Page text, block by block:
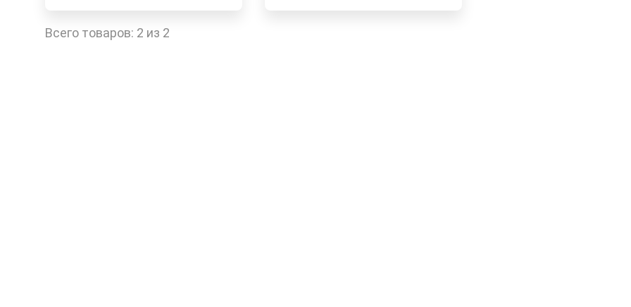
Всего товаров: 2 из 2